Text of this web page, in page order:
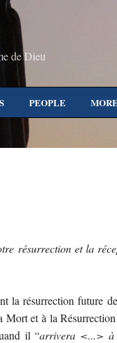
to main content
de Dieu
PEOPLE
résurrection et la
la résurrection future
et à la
il “arrivera <...> à